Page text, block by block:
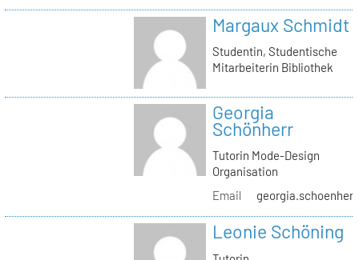
Margaux Schmidt
Studentin, Studentische
Mitarbeiterin Bibliothek
Georgia
Schönherr
Tutorin Mode-Design
Organisation
Email
Leonie Schöning